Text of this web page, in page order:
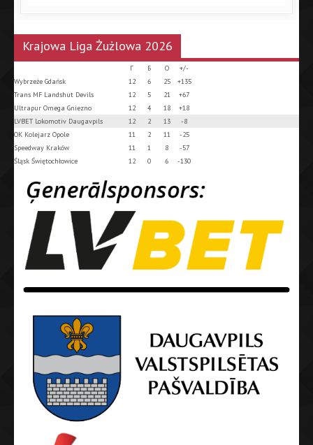
Krajowa Liga Żużlowa 2026
Г Б О
+/-
Wybrzeże Gdańsk
12 6 25
+135
Trans MF Landshut Devils
12 5 21
+67
Ultrapur Omega Gniezno
12 4 18
+18
LVBET Lokomotiv Daugavpils
12 2 13
-8
OK Kolejarz Opole
11 2 11
-25
Speedway Kraków
11 1 8
-57
Śląsk Świętochłowice
12 0 6 -130